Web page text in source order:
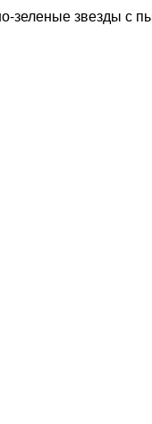
звезды с